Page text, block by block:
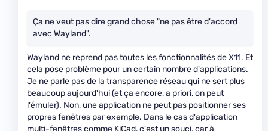
Ça ne veut pas dire grand chose "ne pas être d'accord
avec Wayland".
Wayland ne reprend pas toutes les fonctionnalités de X11. Et
cela pose problème pour un certain nombre d'applications.
Je ne parle pas de la transparence réseau qui ne sert plus
beaucoup aujourd'hui (et ça encore, a priori, on peut
l'émuler). Non, une application ne peut pas positionner ses
propres fenêtres par exemple. Dans le cas d'application